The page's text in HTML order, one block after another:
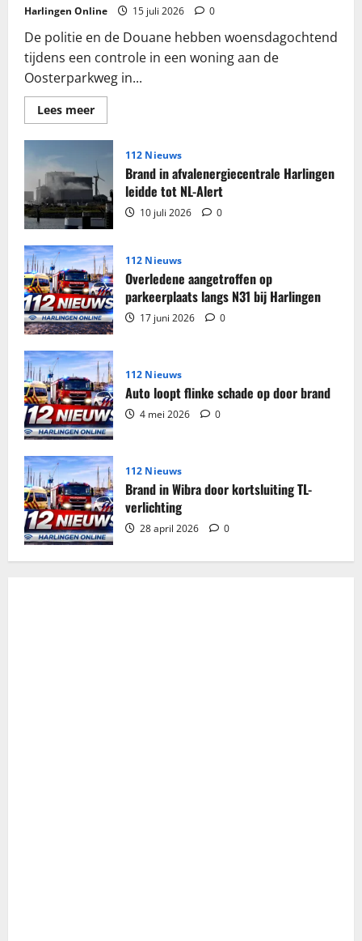
Harlingen Online 15 juli 2026 0
De politie en de Douane hebben woensdagochtend
tijdens een controle in een woning aan de
Oosterparkweg in...
Lees meerLees
meer
Grote
sigaretten
en
tabak
in
beslag
genomen
in
woning
Harlingen
112 Nieuws
Brand in afvalenergiecentrale Harlingen
leidde tot NL-Alert
10 juli 2026 0
112 Nieuws
Overledene aangetroffen op
parkeerplaats langs N31 bij Harlingen
17 juni 2026 0
112 Nieuws
Auto loopt flinke schade op door brand
4 mei 2026 0
112 Nieuws
Brand in Wibra door kortsluiting TL-
verlichting
28 april 2026 0